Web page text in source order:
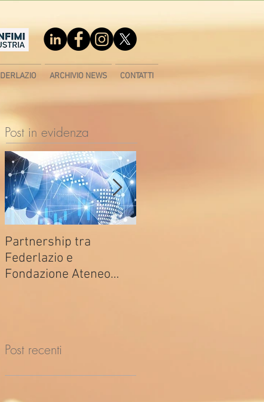
ARCHIVIO NEWS CONTATTI
Post in evidenza
Partnership tra
Federlazio e
Fondazione Ateneo
Post recenti